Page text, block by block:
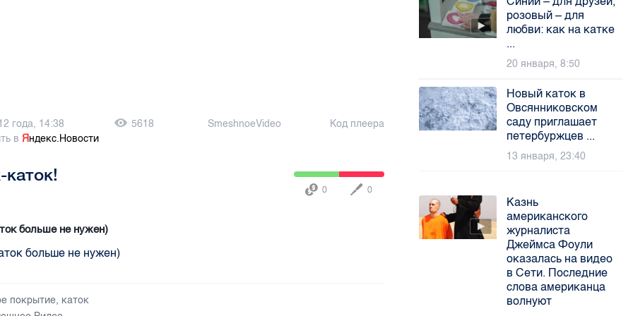
года, 14:38 5618 SmeshnoeVideo
Код плеера
вЯндекс.Новости
каток!
0 0
больше не нужен)
больше не нужен)
покрытие, каток
розовый – для
любви: как на катке
...
20 января, 8:50
Новый каток в
Овсянниковском
саду приглашает
петербуржцев ...
13 января, 23:40
Казнь
американского
журналиста
Джеймса Фоули
оказалась на видео
в Сети. Последние
слова американца
волнуют